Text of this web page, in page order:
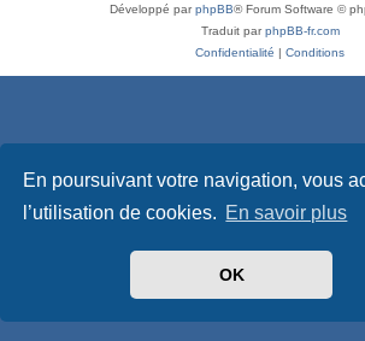
En poursuivant votre navigation, vous
l’utilisation de cookies. En savoir plus
OK
Développé parphpBB® Forum Software ©
Traduit parphpBB-fr.com
Confidentialité | Conditions